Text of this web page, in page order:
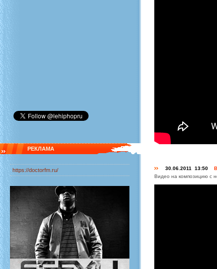
РЕКЛАМА
https://doctorfm.ru/
30.06.2011 13:50
Видео на композицию с